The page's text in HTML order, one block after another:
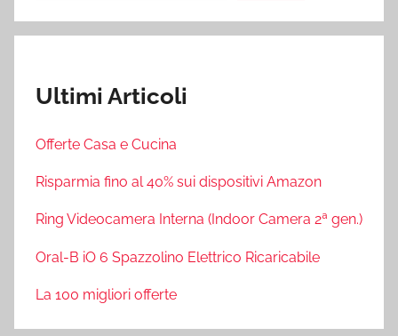
Ultimi Articoli
Offerte Casa e Cucina
Risparmia fino al 40% sui dispositivi Amazon
Ring Videocamera Interna (Indoor Camera 2ª gen.)
Oral-B iO 6 Spazzolino Elettrico Ricaricabile
La 100 migliori offerte